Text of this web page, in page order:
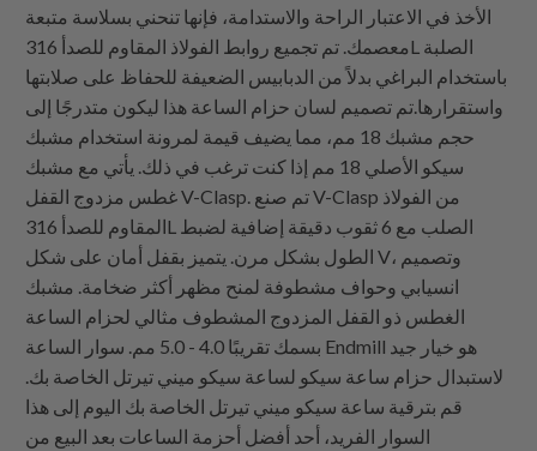
الأخذ في الاعتبار الراحة والاستدامة، فإنها تنحني بسلاسة متبعة
معصمك. تم تجميع روابط الفولاذ المقاوم للصدأ 316L الصلبة
باستخدام البراغي بدلاً من الدبابيس الضعيفة للحفاظ على صلابتها
واستقرارها.تم تصميم لسان حزام الساعة هذا ليكون متدرجًا إلى
حجم مشبك 18 مم، مما يضيف قيمة لمرونة استخدام مشبك
سيكو الأصلي 18 مم إذا كنت ترغب في ذلك. يأتي مع مشبك
غطس مزدوج القفل V-Clasp. تم صنع V-Clasp من الفولاذ
المقاوم للصدأ 316L الصلب مع 6 ثقوب دقيقة إضافية لضبط
الطول بشكل مرن. يتميز بقفل أمان على شكل V، وتصميم
انسيابي وحواف مشطوفة لمنح مظهر أكثر ضخامة. مشبك
الغطس ذو القفل المزدوج المشطوف مثالي لحزام الساعة
بسمك تقريبًا 4.0 - 5.0 مم. سوار الساعة Endmill هو خيار جيد
لاستبدال حزام ساعة سيكو لساعة سيكو ميني تيرتل الخاصة بك.
قم بترقية ساعة سيكو ميني تيرتل الخاصة بك اليوم إلى هذا
السوار الفريد، أحد أفضل أحزمة الساعات بعد البيع من